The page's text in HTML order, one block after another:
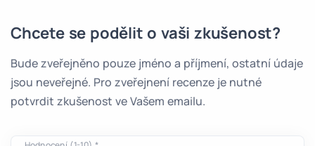
Chcete se podělit o vaši zkušenost?
Bude zveřejněno pouze jméno a příjmení, ostatní údaje
jsou neveřejné. Pro zveřejnení recenze je nutné
potvrdit zkušenost ve Vašem emailu.